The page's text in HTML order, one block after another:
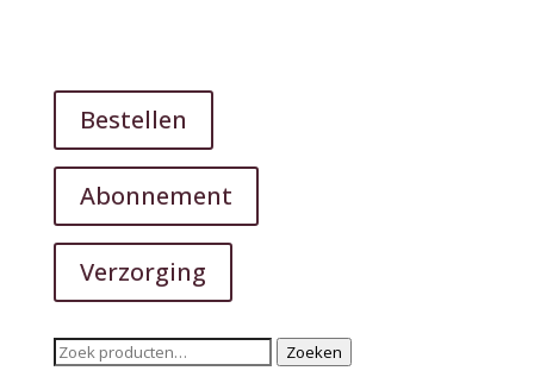
Bestellen
Abonnement
Verzorging
Zoeken
Zoeken